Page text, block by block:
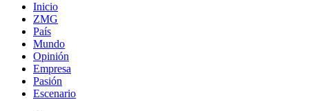
Inicio
ZMG
País
Mundo
Opinión
Empresa
Pasión
Escenario